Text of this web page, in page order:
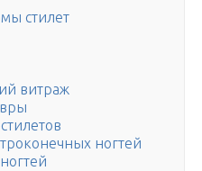
стилет
витраж
ногтей